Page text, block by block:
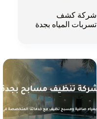
شركة كشف
تسربات المياه بجدة